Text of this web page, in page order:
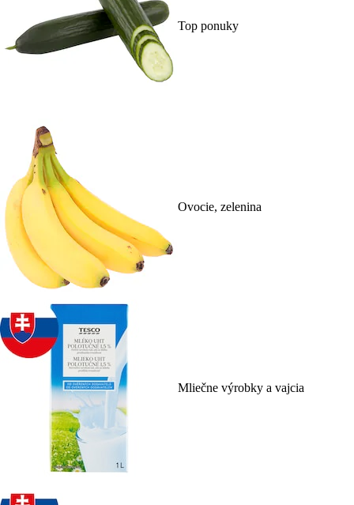
Top ponuky
Ovocie, zelenina
Mliečne výrobky a vajcia